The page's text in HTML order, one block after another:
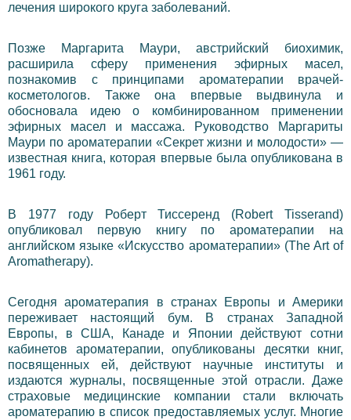
лечения широкого круга заболеваний.
Позже Маргарита Маури, австрийский биохимик,
расширила сферу применения эфирных масел,
познакомив с принципами ароматерапии врачей-
косметологов. Также она впервые выдвинула и
обосновала идею о комбинированном применении
эфирных масел и массажа. Руководство Маргариты
Маури по ароматерапии «Секрет жизни и молодости» —
известная книга, которая впервые была опубликована в
1961 году.
В 1977 году Роберт Тиссеренд (Robert Tisserand)
опубликовал первую книгу по ароматерапии на
английском языке «Искусство ароматерапии» (The Art of
Aromatherapy).
Сегодня ароматерапия в странах Европы и Америки
переживает настоящий бум. В странах Западной
Европы, в США, Канаде и Японии действуют сотни
кабинетов ароматерапии, опубликованы десятки книг,
посвященных ей, действуют научные институты и
издаются журналы, посвященные этой отрасли. Даже
страховые медицинские компании стали включать
ароматерапию в список предоставляемых услуг. Многие